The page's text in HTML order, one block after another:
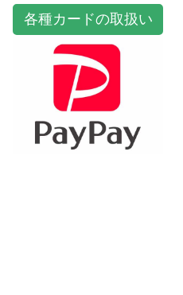
各種カードの取扱い